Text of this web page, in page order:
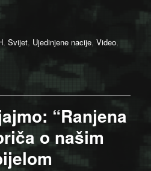
,Svijet, Ujedinjene nacije,Video,
“Ranjena
o našim